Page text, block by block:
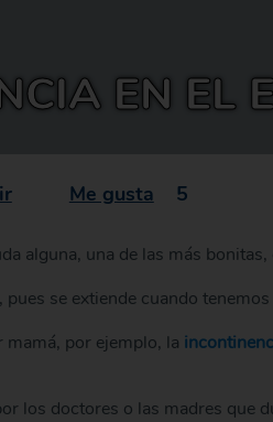
EN EL
Me gusta 5
alguna, una de las más
se extiende cuando
mamá, por ejemplo, la
los doctores o las madres